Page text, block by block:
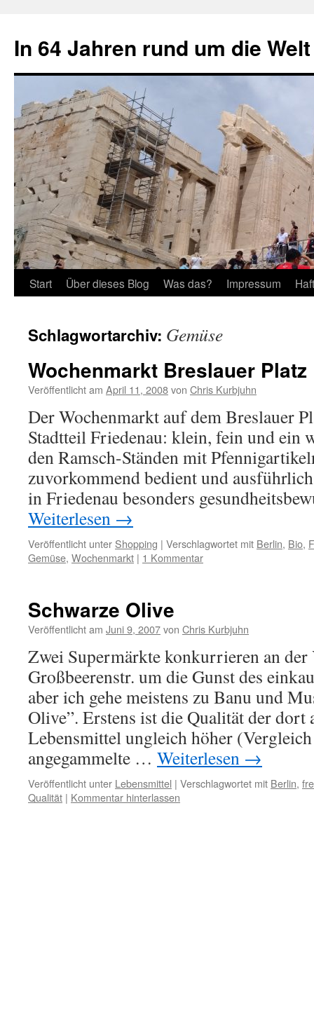
springen
In 64 Jahren rund um die Welt
Start Über dieses Blog Was das? Impressum
Schlagwortarchiv: Gemüse
Wochenmarkt Breslauer Platz
Veröffentlicht am April 11, 2008von Chris Kurbjuhn
Der Wochenmarkt auf dem Breslauer
Stadtteil Friedenau: klein, fein und ein
den Ramsch-Ständen mit
zuvorkommend bedient und
in Friedenau besonders
Weiterlesen →
Veröffentlicht unter Shopping | Verschlagwortet mit Berlin, Bio,
Gemüse, Wochenmarkt | 1 Kommentar
Schwarze Olive
Veröffentlicht am Juni 9, 2007von Chris Kurbjuhn
Zwei Supermärkte konkurrieren an der
Großbeerenstr. um die Gunst des
aber ich gehe meistens zu Banu und
Olive”. Erstens ist die Qualität der dort
Lebensmittel ungleich höher
angegammelte … Weiterlesen →
Veröffentlicht unter Lebensmittel | Verschlagwortet mit Berlin,
Qualität | Kommentar hinterlassen